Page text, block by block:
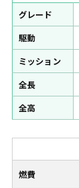
グレード
駆動
ミッション
全長
全高
燃費